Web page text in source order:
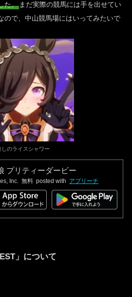
た。まだ実際の競馬には手を出せてい
ので、中山競馬場にはいってみたいで
しのライスシャワー
プリティーダービー
Inc. 無料 posted with アプリーチ
」 について